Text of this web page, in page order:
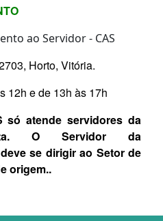
ao Servidor - CAS
Horto, Vitória.
e de 13h às 17h
só atende servidores da
O Servidor da
se dirigir ao Setor de
origem..